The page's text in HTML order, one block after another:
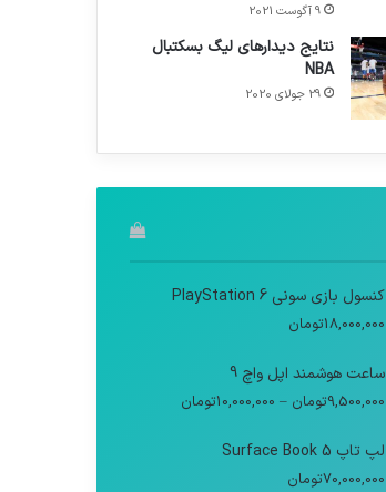
9 آگوست 2021
نتایج دیدار‌های لیگ بسکتبال
NBA
29 جولای 2020
کنسول بازی سونی PlayStation 6
18,000,000تومان
ساعت هوشمند اپل واچ 9
9,500,000تومان –
10,000,000تومان
لپ تاپ Surface Book 5
70,000,000تومان